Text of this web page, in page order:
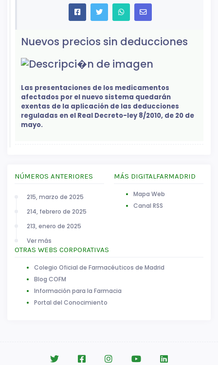
Nuevos precios sin deducciones
Las presentaciones de los medicamentos
afectados por el nuevo sistema quedarán
exentas de la aplicación de las deducciones
reguladas en el Real Decreto-ley 8/2010, de 20 de
mayo.
NÚMEROS ANTERIORES
215, marzo de 2025
214, febrero de 2025
213, enero de 2025
Ver más
MÁS DIGITALFARMADRID
Mapa Web
Canal RSS
OTRAS WEBS CORPORATIVAS
Colegio Oficial de Farmacéuticos de Madrid
Blog COFM
Información para la Farmacia
Portal del Conocimiento